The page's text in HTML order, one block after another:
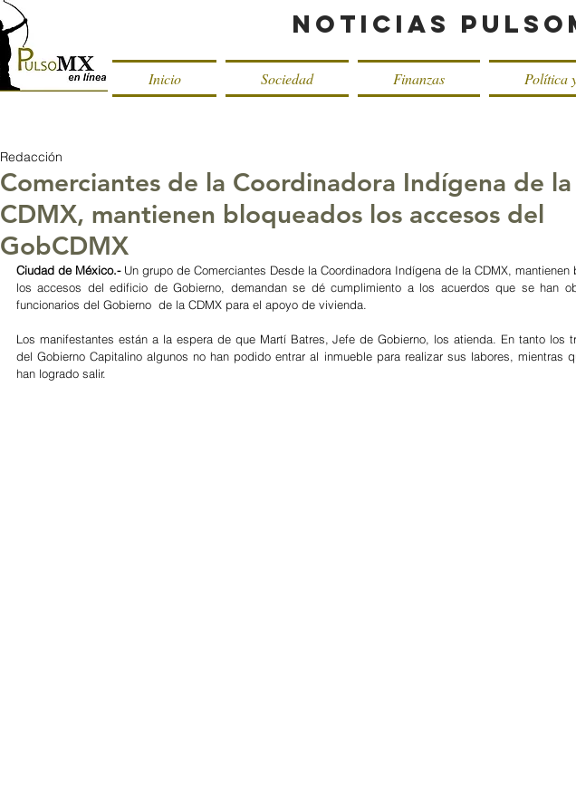
Noticias
Inicio Sociedad Finanzas Política
Comerciantes de la Coordinadora Indígena de la
CDMX, mantienen bloqueados los accesos del
GobCDMX
Redacción
Ciudad de México.- Un grupo de Comerciantes Desde la Coordinadora Indígena de la CDMX, mantienen
los accesos del edificio de Gobierno, demandan se dé cumplimiento a los acuerdos que se han
funcionarios del Gobierno  de la CDMX para el apoyo de vivienda.
Los manifestantes están a la espera de que Martí Batres, Jefe de Gobierno, los atienda. En tanto los
del Gobierno Capitalino algunos no han podido entrar al inmueble para realizar sus labores, mientras
han logrado salir.